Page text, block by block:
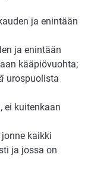
ja enintään
ja enintään
kääpiövuohta;
urospuolista
ei kuitenkaan
kaikki
ja jossa on